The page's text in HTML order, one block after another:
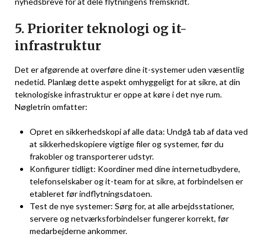
5. Prioriter teknologi og it-
infrastruktur
Det er afgørende at overføre dine it-systemer uden væsentlig
nedetid. Planlæg dette aspekt omhyggeligt for at sikre, at din
teknologiske infrastruktur er oppe at køre i det nye rum.
Nøgletrin omfatter:
Opret en sikkerhedskopi af alle data: Undgå tab af data ved
at sikkerhedskopiere vigtige filer og systemer, før du
frakobler og transporterer udstyr.
Konfigurer tidligt: ​​Koordiner med dine internetudbydere,
telefonselskaber og it-team for at sikre, at forbindelsen er
etableret før indflytningsdatoen.
Test de nye systemer: Sørg for, at alle arbejdsstationer,
servere og netværksforbindelser fungerer korrekt, før
medarbejderne ankommer.